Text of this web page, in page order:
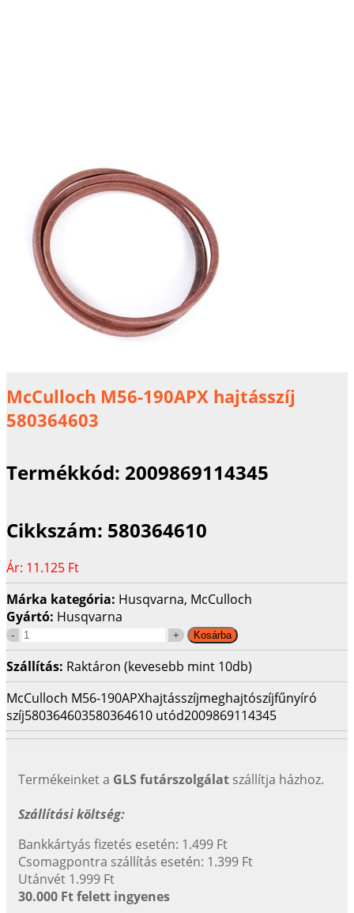
McCulloch M56-190APX hajtásszíj
580364603
Termékkód: 2009869114345
Cikkszám: 580364610
Ár: 11.125 Ft
Márka kategória: Husqvarna, McCulloch
Gyártó: Husqvarna
Szállítás: Raktáron (kevesebb mint 10db)
McCulloch M56-190APXhajtásszíjmeghajtószíjfűnyíró
szíj580364603580364610 utód2009869114345
Termékeinket a GLS futárszolgálat szállítja házhoz.
Szállítási költség:
Bankkártyás fizetés esetén: 1.499 Ft
Csomagpontra szállítás esetén: 1.399 Ft
Utánvét 1.999 Ft
30.000 Ft felett ingyenes